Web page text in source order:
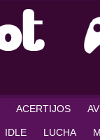
ACERTIJOS
IDLE LUCHA